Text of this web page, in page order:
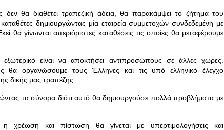
δεν θα διαθέτει τραπεζική άδεια, θα παρακάμψει το ζήτημα του
δημιουργώντας μία εταιρεία συμμετοχών συνδεδεμένη με
θα γίνωνται απεριόριστες καταθέσεις τις οποίες θα μεταφέρουμε
είναι να αποκτήσει αντιπροσώπους σε άλλες χώρες.
θα οργανώσουμε τους Έλληνες και τις υπό ελληνικό έλεγχο
δικής μας τραπέζης.
τα σύνορα διότι αυτό θα δημιουργούσε πολλά προβλήματα με
χρέωση και πίστωση θα γίνεται με υπερτιμολογήσεις και